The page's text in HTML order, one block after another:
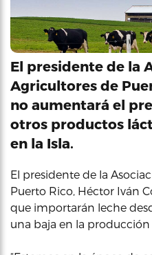
El presidente de la
Agricultores de
no aumentará el
otros productos
en la Isla.
El presidente de la
Puerto Rico, Héctor Iván
que importarán leche
una baja en la producción